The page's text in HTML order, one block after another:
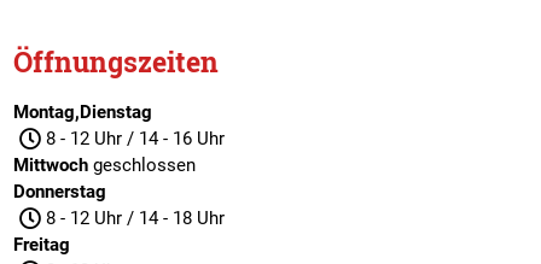
Öffnungszeiten
Montag,Dienstag
8 - 12 Uhr / 14 - 16 Uhr
Mittwochgeschlossen
Donnerstag
8 - 12 Uhr / 14 - 18 Uhr
Freitag